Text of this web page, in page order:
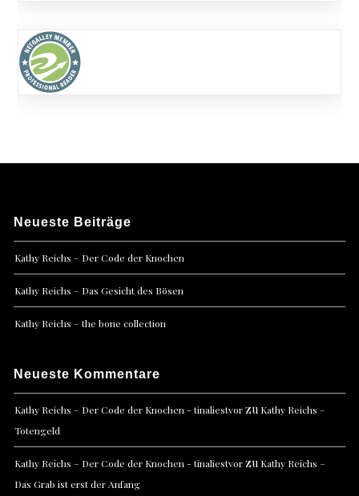
Neueste Beiträge
Kathy Reichs – Der Code der Knochen
Kathy Reichs – Das Gesicht des Bösen
Kathy Reichs – the bone collection
Neueste Kommentare
Kathy Reichs – Der Code der Knochen - tinaliestvorzu Kathy Reichs –
Totengeld
Kathy Reichs – Der Code der Knochen - tinaliestvorzu Kathy Reichs –
Das Grab ist erst der Anfang